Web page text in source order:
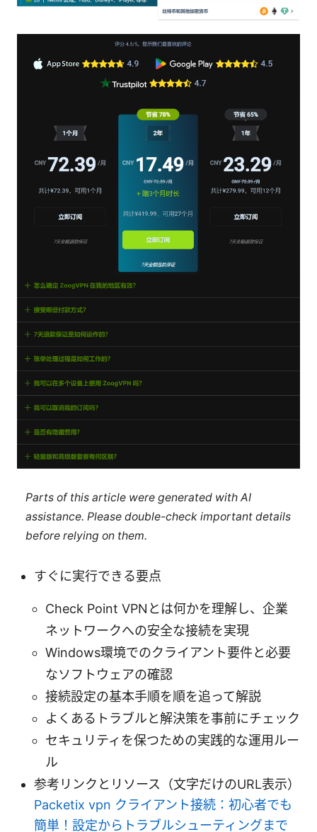
Parts of this article were generated with AI
assistance. Please double-check important details
before relying on them.
すぐに実行できる要点
Check Point VPNとは何かを理解し、企業
ネットワークへの安全な接続を実現
Windows環境でのクライアント要件と必要
なソフトウェアの確認
接続設定の基本手順を順を追って解説
よくあるトラブルと解決策を事前にチェック
セキュリティを保つための実践的な運用ルー
ル
参考リンクとリソース（文字だけのURL表示）
Packetix vpn クライアント接続：初心者でも
簡単！設定からトラブルシューティングまで